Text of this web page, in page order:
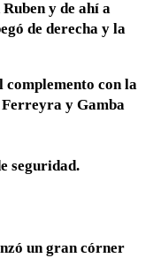
y de ahí a
de derecha y la
con la
Ferreyra y Gamba
un gran córner